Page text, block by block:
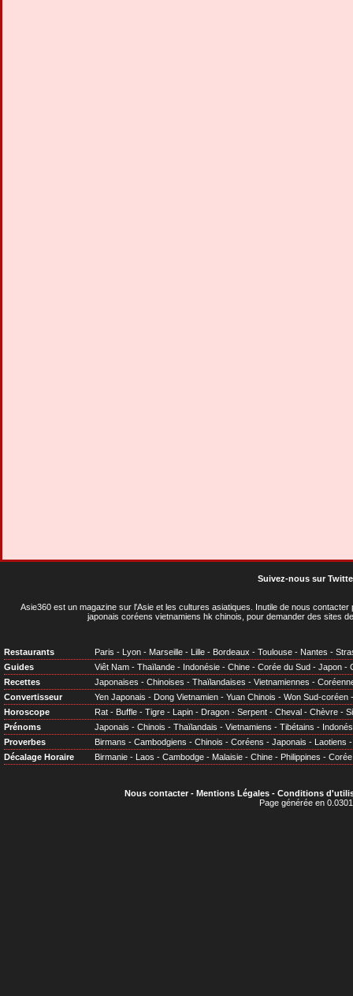
Suivez-nous sur
Asie360 est un magazine sur l'Asie et les cultures asiatiques . Inutile de nous
japonais coréens vietnamiens hk chinois, pour demander des sites
Restaurants Paris - Lyon - Marseille - Lille - Bordeaux - Toulouse - Nantes -
Guides
Viêt Nam - Thaïlande - Indonésie - Chine - Corée du Sud - Japon -
Recettes
Japonaises - Chinoises - Thaïlandaises - Vietnamiennes -
Convertisseur
Yen Japonais - Dong Vietnamien - Yuan Chinois - Won Sud-coréen
Horoscope
Rat - Buffle - Tigre - Lapin - Dragon - Serpent - Cheval - Chèvre -
Prénoms
Japonais - Chinois - Thaïlandais - Vietnamiens - Tibétains -
Proverbes
Birmans - Cambodgiens - Chinois - Coréens - Japonais - Laotiens
Décalage Horaire
Birmanie - Laos - Cambodge - Malaisie - Chine - Philippines - Corée
Nous contacter- Mentions Légales- Conditions
Page générée en